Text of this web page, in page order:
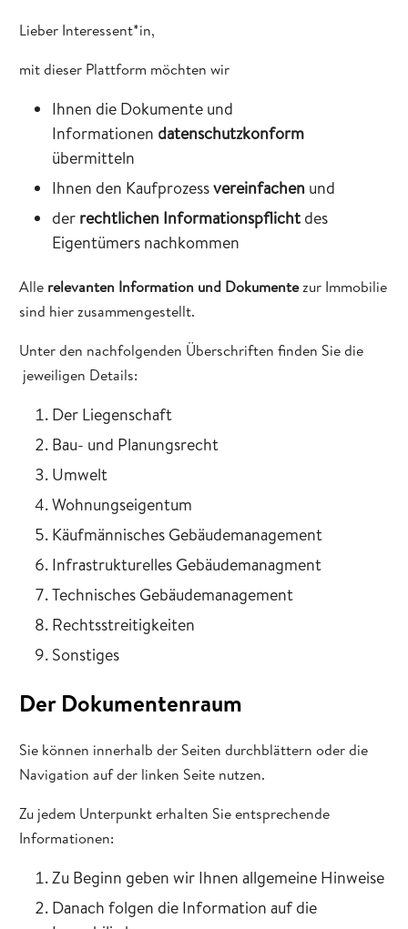
Lieber Interessent*in,
mit dieser Plattform möchten wir
Ihnen die Dokumente und
Informationen datenschutzkonform
übermitteln
Ihnen den Kaufprozessvereinfachen und
der rechtlichen Informationspflicht des
Eigentümers nachkommen
Alle relevanten Information und Dokumentezur Immobilie
sind hier zusammengestellt.
Unter den nachfolgenden Überschriften finden Sie die
jeweiligen Details:
Der Liegenschaft
Bau- und Planungsrecht
Umwelt
Wohnungseigentum
Käufmännisches Gebäudemanagement
Infrastrukturelles Gebäudemanagment
Technisches Gebäudemanagement
Rechtsstreitigkeiten
Sonstiges
Der Dokumentenraum
Sie können innerhalb der Seiten durchblättern oder die
Navigation auf der linken Seite nutzen.
Zu jedem Unterpunkt erhalten Sie entsprechende
Informationen:
Zu Beginn geben wir Ihnen allgemeine Hinweise
Danach folgen die Information auf die